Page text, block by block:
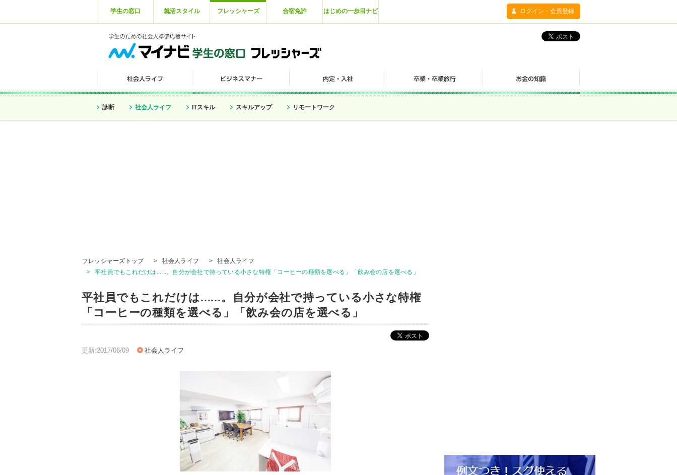
学生の窓口 就活スタイル フレッシャーズ 合宿免許 はじめの一歩目ナビ ログイン・会員登録
診断 社会人ライフ ITスキル スキルアップ リモートワーク
フレッシャーズトップ > 社会人ライフ >
社会人ライフ
>
平社員でもこれだけは......。自分が会社で持っている小さな特権「コーヒーの種類を選べる」「飲み会の店を選べる」
平社員でもこれだけは......。自分が会社で持っている小さな特権
「コーヒーの種類を選べる」「飲み会の店を選べる」
更新:2017/06/09 社会人ライフ